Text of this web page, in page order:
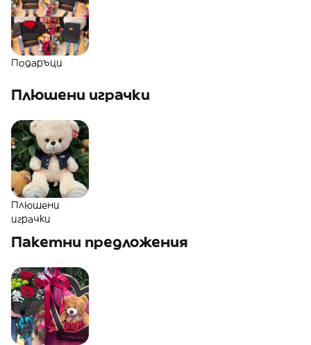
Подаръци
Плюшени играчки
Плюшени
играчки
Пакетни предложения